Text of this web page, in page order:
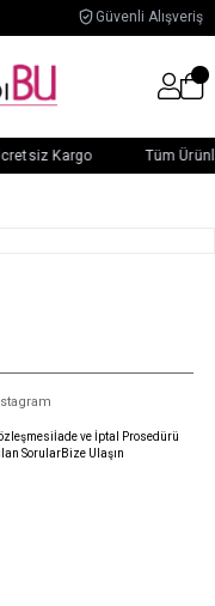
Güvenli Alışveriş
Kargo Tüm
İade ve İptal Prosedürü
SorularBize Ulaşın